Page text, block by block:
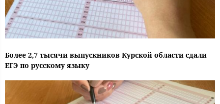
Более 2,7 тысячи выпускников Курской области сдали
ЕГЭ по русскому языку